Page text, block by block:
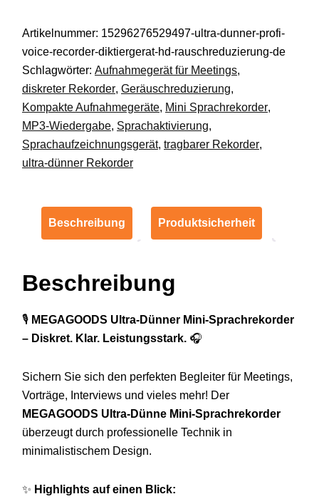
Recorder
Diktiergerät
HD
Rauschreduzierung
DE.
Menge
Artikelnummer: 15296276529497-ultra-dunner-profi-
voice-recorder-diktiergerat-hd-rauschreduzierung-de
Schlagwörter: Aufnahmegerät für Meetings,
diskreter Rekorder, Geräuschreduzierung,
Kompakte Aufnahmegeräte, Mini Sprachrekorder,
MP3-Wiedergabe, Sprachaktivierung,
Sprachaufzeichnungsgerät, tragbarer Rekorder,
ultra-dünner Rekorder
Beschreibung Produktsicherheit
Beschreibung
🎙️ MEGAGOODS Ultra-Dünner Mini-Sprachrekorder
– Diskret. Klar. Leistungsstark. 🎧
Sichern Sie sich den perfekten Begleiter für Meetings,
Vorträge, Interviews und vieles mehr! Der
MEGAGOODS Ultra-Dünne Mini-Sprachrekorder
überzeugt durch professionelle Technik in
minimalistischem Design.
✨ Highlights auf einen Blick: